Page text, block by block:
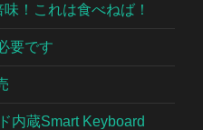
！これは食べねば！
要です
内蔵Smart Keyboard